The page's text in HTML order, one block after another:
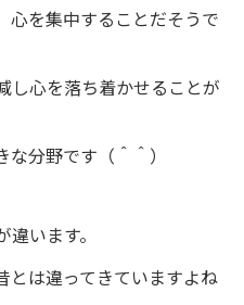
を集中することだそうで
し心を落ち着かせることが
分野です（＾＾）
います。
とは違ってきていますよね